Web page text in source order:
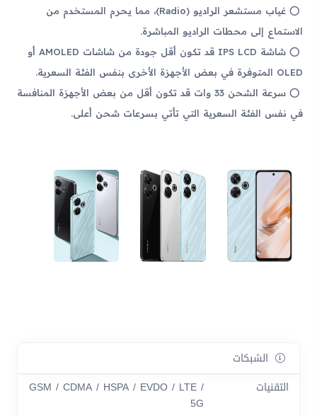
غياب مستشعر الراديو (Radio)، مما يحرم المستخدم من
الاستماع إلى محطات الراديو المباشرة.
شاشة IPS LCD قد تكون أقل جودة من شاشات AMOLED أو
OLED المتوفرة في بعض الأجهزة الأخرى بنفس الفئة السعرية.
سرعة الشحن 33 وات قد تكون أقل من بعض الأجهزة المنافسة
في نفس الفئة السعرية التي تأتي بسرعات شحن أعلى.
الشبكات
التقنيات
GSM / CDMA / HSPA / EVDO / LTE /
5G